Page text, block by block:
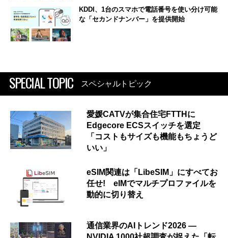
KDDI、1台のスマホで電話番号を使い分け可能
な「セカンドナンバー」を提供開始
SPECIAL TOPIC スペシャルトピック
愛媛CATVが集合住宅FTTHに
Edgecore ECSスイッチを選定
「コストもサイズも機能もちょうど
いい」
eSIM関連は「LibeSIM」にすべてお
任せ! eIMでマルチプロファイルを
動的に切り替え
通信業界のAIトレンド2026 ―